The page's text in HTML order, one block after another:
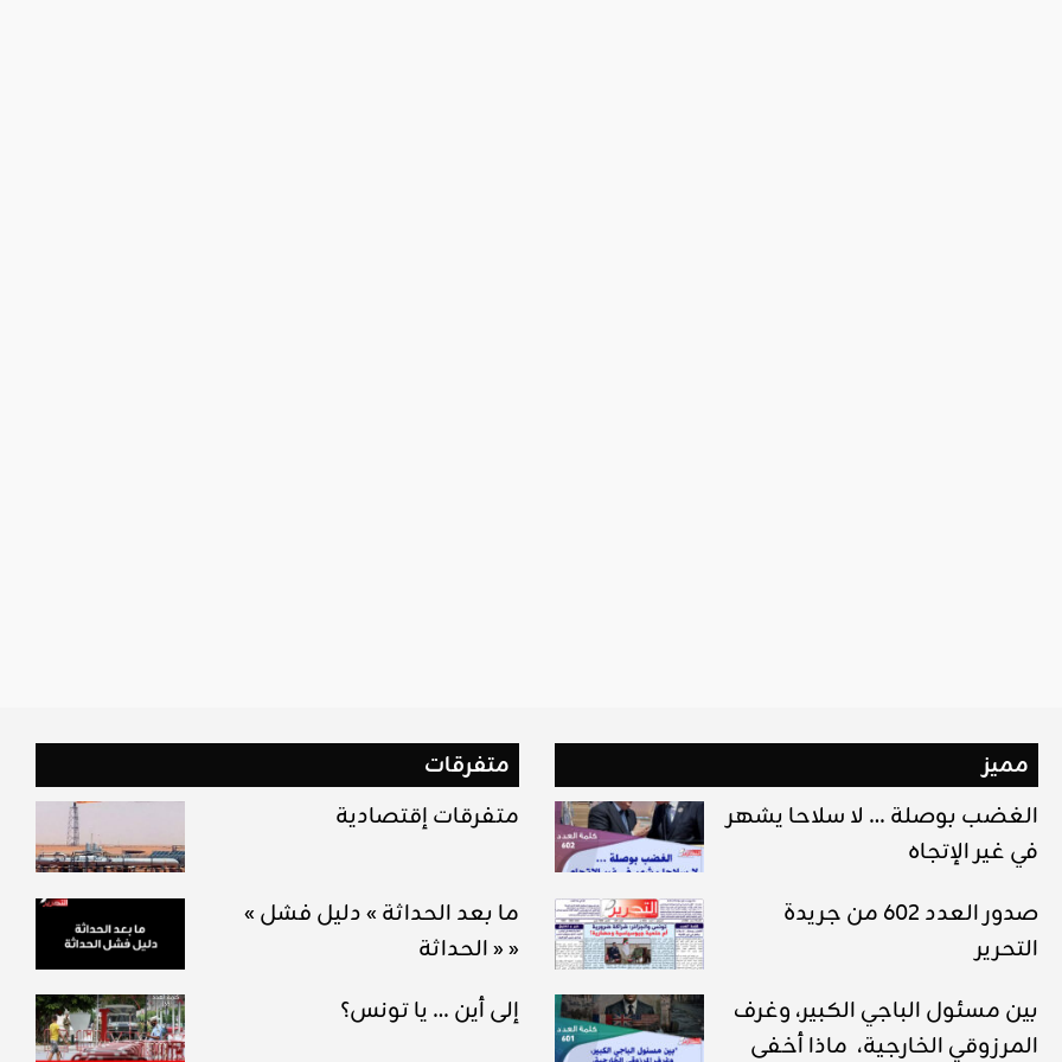
متفرقات
متفرقات إقتصادية
« ما بعد الحداثة » دليل فشل
« الحداثة »
إلى أين … يا تونس؟
مميز
الغضب بوصلة … لا سلاحا يشهر
في غير الإتجاه
صدور العدد 602 من جريدة
التحرير
بين مسئول الباجي الكبير، وغرف
المرزوقي الخارجية، ماذا أخفى